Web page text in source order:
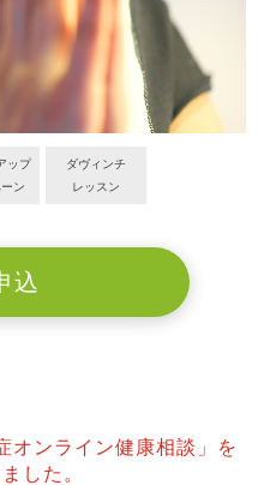
ップ
ン
ダヴィンチ
レッスン
込
オンライン健康相談」を
した。